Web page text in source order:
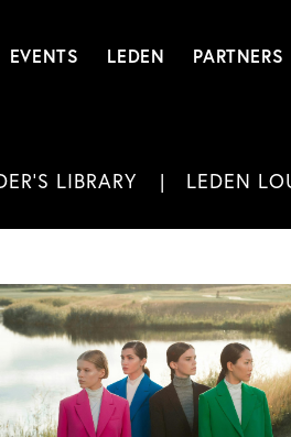
EVENTS LEDEN PARTNERS
LIBRARY LEDEN